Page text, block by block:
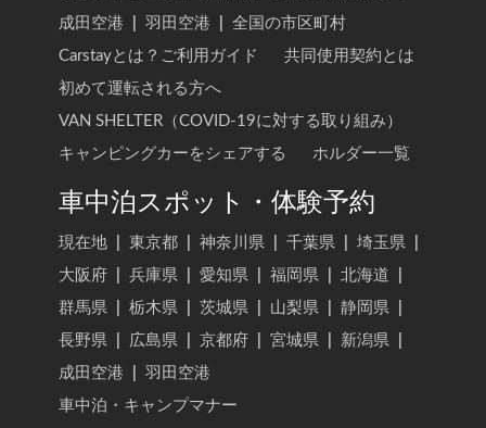
成田空港
羽田空港
全国の市区町村
Carstayとは？ご利用ガイド
共同使用契約とは
初めて運転される方へ
VAN SHELTER（COVID-19に対する取り組み）
キャンピングカーをシェアする
ホルダー一覧
車中泊スポット・体験予約
現在地 東京都 神奈川県 千葉県 埼玉県
大阪府
兵庫県 愛知県 福岡県 北海道
群馬県
栃木県 茨城県 山梨県 静岡県
長野県
広島県 京都府 宮城県 新潟県
成田空港
羽田空港
車中泊・キャンプマナー